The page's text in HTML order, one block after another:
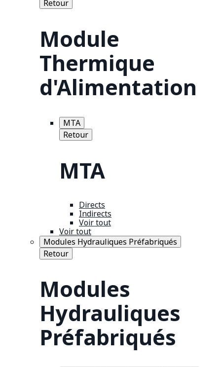
Retour
Module
Thermique
d'Alimentation
MTA
Retour
MTA
Directs
Indirects
Voir tout
Voir tout
Modules Hydrauliques Préfabriqués
Retour
Modules
Hydrauliques
Préfabriqués